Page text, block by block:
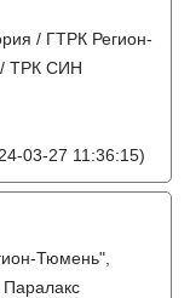
/ ГТРК Регион-
ТРК СИН
03-27 11:36:15)
Тюмень",